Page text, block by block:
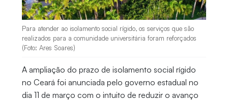
Para atender ao isolamento social rígido, os serviços que são
realizados para a comunidade universitária foram reforçados
(Foto: Ares Soares)
A ampliação do prazo de isolamento social rígido
no Ceará foi anunciada pelo governo estadual no
dia 11 de março com o intuito de reduzir o avanço